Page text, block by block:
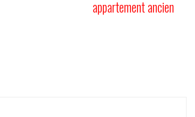
appartement ancien